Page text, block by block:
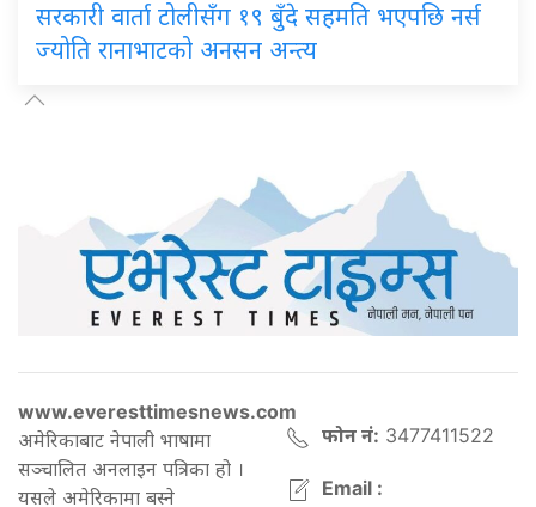
सरकारी वार्ता टोलीसँग १९ बुँदे सहमति भएपछि नर्स
ज्योति रानाभाटको अनसन अन्त्य
www.everesttimesnews.com
अमेरिकाबाट नेपाली भाषामा
सञ्चालित अनलाइन पत्रिका हो ।
यसले अमेरिकामा बस्ने
फोन नं: 3477411522
Email :